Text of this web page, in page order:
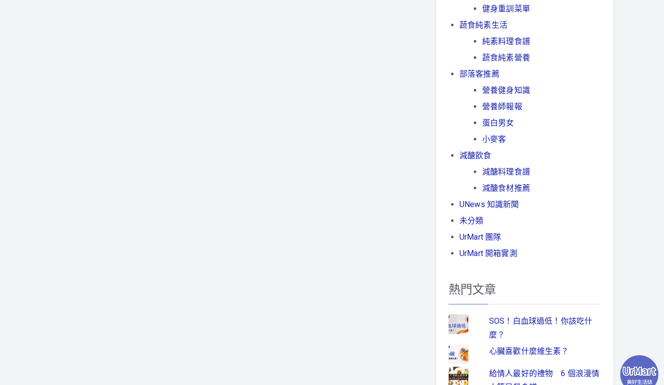
健身重訓菜單
蔬食純素生活
純素料理食譜
蔬食純素營養
部落客推薦
營養健身知識
營養師報報
蛋白男女
小麥客
減醣飲食
減醣料理食譜
減醣食材推薦
UNews 知識新聞
未分類
UrMart 團隊
UrMart 開箱實測
熱門文章
SOS！白血球過低！你該吃什
麼？
心臟喜歡什麼維生素？
給情人最好的禮物 6 個浪漫情